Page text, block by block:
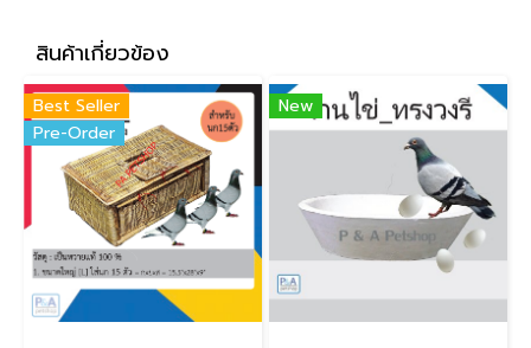
สินค้าเกี่ยวข้อง
Best Seller
Pre-Order
New